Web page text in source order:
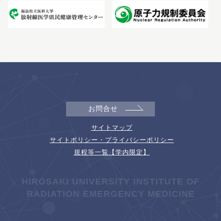
お問合せ
サイトマップ
サイトポリシー・プライバシーポリシー
規程等一覧【学内限定】
HIROSAKI UNIVERSITY INSTITUTE OF
RADIATION EMERGENCY MEDICINE